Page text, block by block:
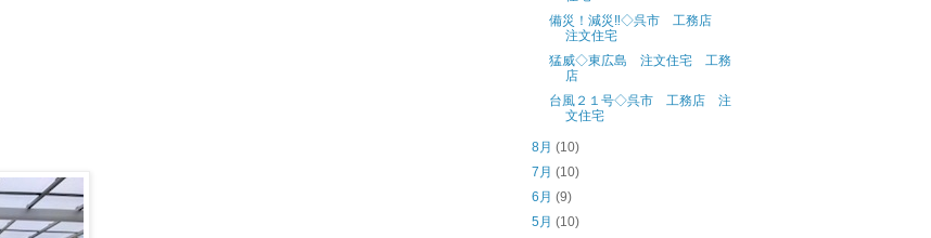
備災！減災‼◇呉市 工務店
注文住宅
猛威◇東広島 注文住宅 工務
店
台風２１号◇呉市 工務店 注
文住宅
8月 (10)
7月 (10)
6月 (9)
5月 (10)